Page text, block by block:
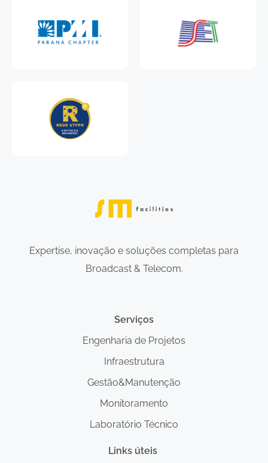
Expertise, inovação e soluções completas para
Broadcast & Telecom.
Serviços
Engenharia de Projetos
Infraestrutura
Gestão&Manutenção
Monitoramento
Laboratório Técnico
Links úteis